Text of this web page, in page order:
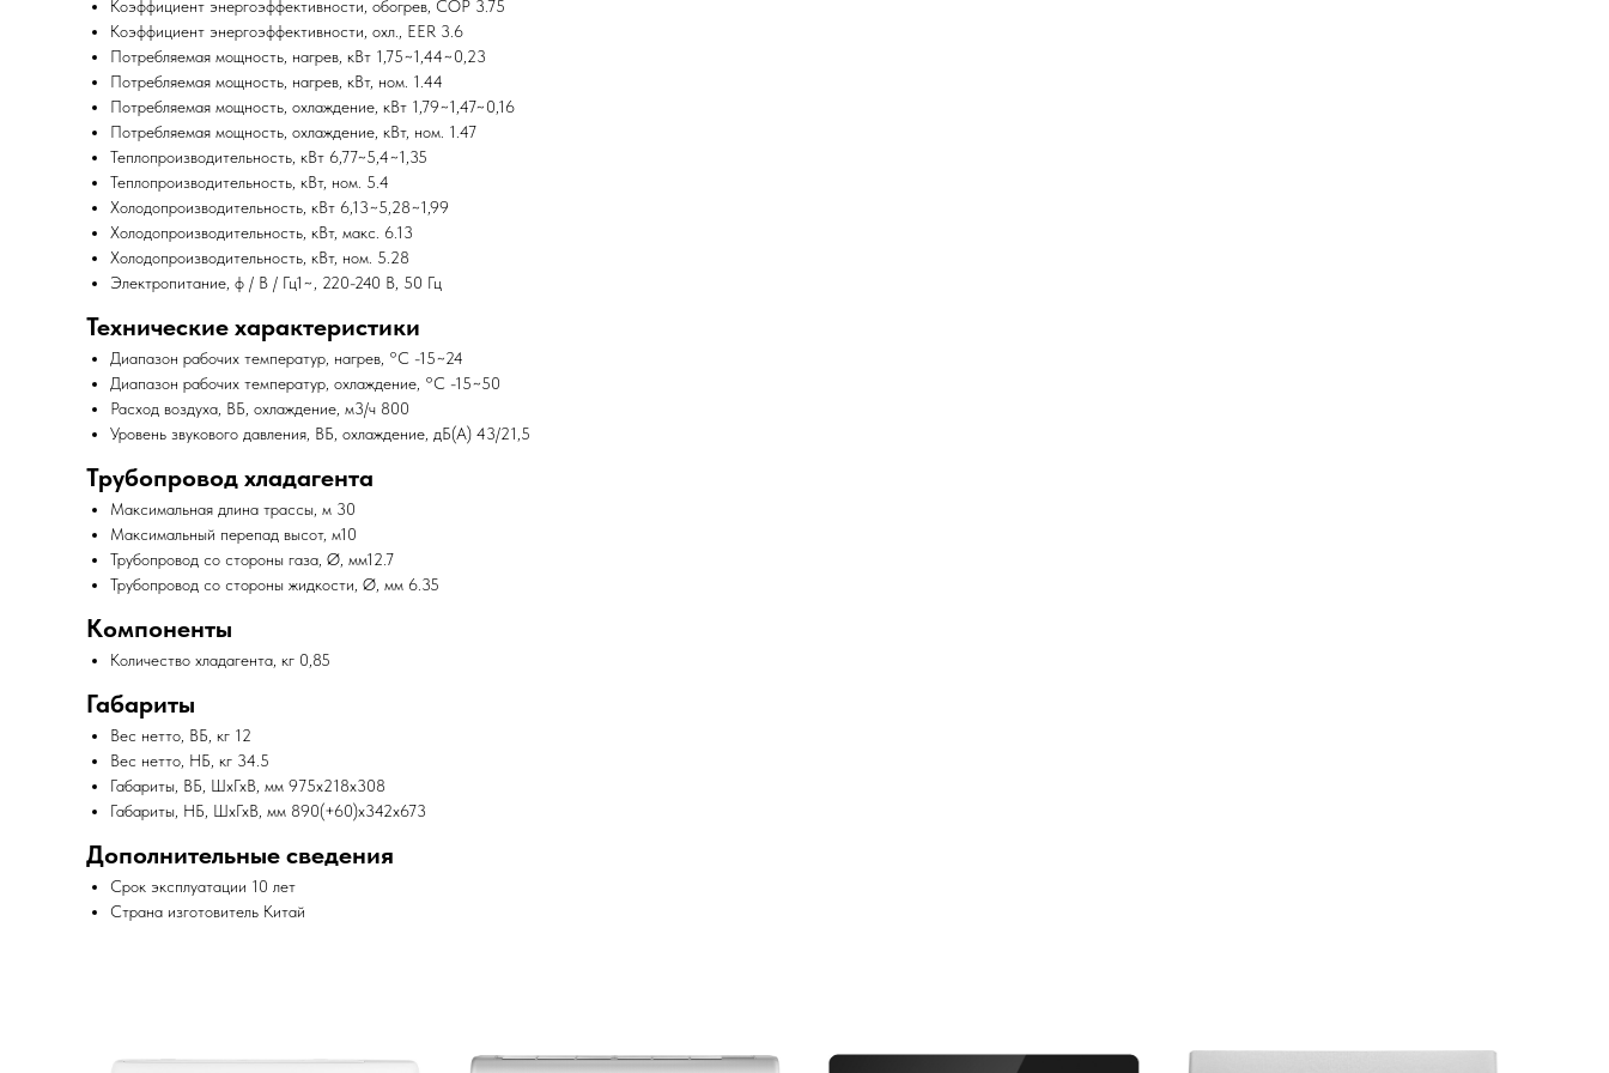
Коэффициент энергоэффективности, обогрев, COP 3.75
Коэффициент энергоэффективности, охл., EER 3.6
Потребляемая мощность, нагрев, кВт 1,75~1,44~0,23
Потребляемая мощность, нагрев, кВт, ном. 1.44
Потребляемая мощность, охлаждение, кВт 1,79~1,47~0,16
Потребляемая мощность, охлаждение, кВт, ном. 1.47
Теплопроизводительность, кВт 6,77~5,4~1,35
Теплопроизводительность, кВт, ном. 5.4
Холодопроизводительность, кВт 6,13~5,28~1,99
Холодопроизводительность, кВт, макс. 6.13
Холодопроизводительность, кВт, ном. 5.28
Электропитание, ф / В / Гц1~, 220-240 В, 50 Гц
Технические характеристики
Диапазон рабочих температур, нагрев, °C -15~24
Диапазон рабочих температур, охлаждение, °C -15~50
Расход воздуха, ВБ, охлаждение, м3/ч 800
Уровень звукового давления, ВБ, охлаждение, дБ(А) 43/21,5
Трубопровод хладагента
Максимальная длина трассы, м 30
Максимальный перепад высот, м10
Трубопровод со стороны газа, Ø, мм12.7
Трубопровод со стороны жидкости, Ø, мм 6.35
Компоненты
Количество хладагента, кг 0,85
Габариты
Вес нетто, ВБ, кг 12
Вес нетто, НБ, кг 34.5
Габариты, ВБ, ШхГхВ, мм 975х218х308
Габариты, НБ, ШхГхВ, мм 890(+60)х342х673
Дополнительные сведения
Срок эксплуатации 10 лет
Страна изготовитель Китай